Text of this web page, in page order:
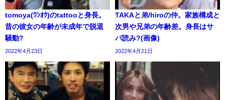
tomoya(ﾜﾝｵｸ)のtattooと身長。
昔の彼女の年齢が未成年で脱退
騒動?
2022年4月23日
TAKAと弟/hiroの仲。家族構成と
次男や兄弟の年齢差。身長はサ
バ読み?(画像)
2022年4月21日